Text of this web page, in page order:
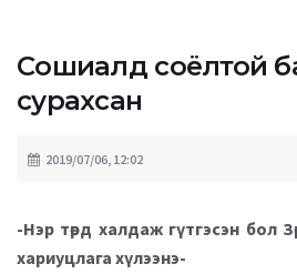
Сошиалд соёлтой
сурахсан
2019/07/06, 12:02
-Нэр төрд халдаж гүтгэсэн бол
хариуцлага хүлээнэ-